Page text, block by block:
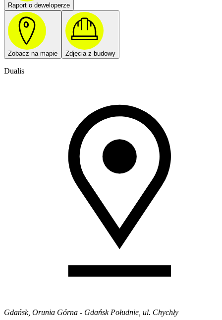
Raport o deweloperze
Zobacz na mapie Zdjęcia z budowy
Dualis
Gdańsk, Orunia Górna - Gdańsk Południe, ul. Chychły